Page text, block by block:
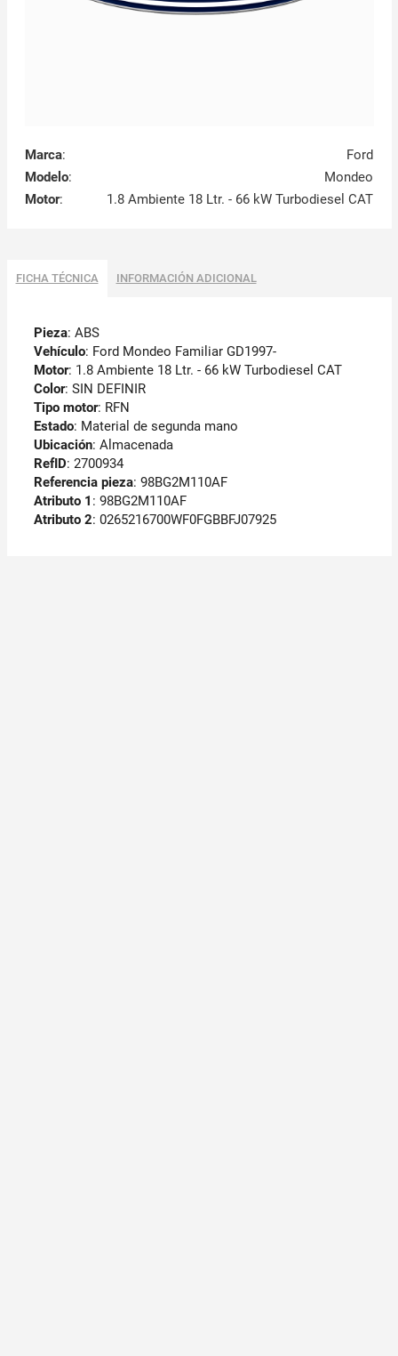
Marca:
Ford
Modelo:
Mondeo
Motor: 1.8 Ambiente 18 Ltr. - 66 kW Turbodiesel CAT
FICHA TÉCNICA INFORMACIÓN ADICIONAL
Pieza: ABS
Vehículo: Ford Mondeo Familiar GD1997-
Motor: 1.8 Ambiente 18 Ltr. - 66 kW Turbodiesel CAT
Color: SIN DEFINIR
Tipo motor: RFN
Estado: Material de segunda mano
Ubicación: Almacenada
RefID: 2700934
Referencia pieza: 98BG2M110AF
Atributo 1 : 98BG2M110AF
Atributo 2: 0265216700WF0FGBBFJ07925